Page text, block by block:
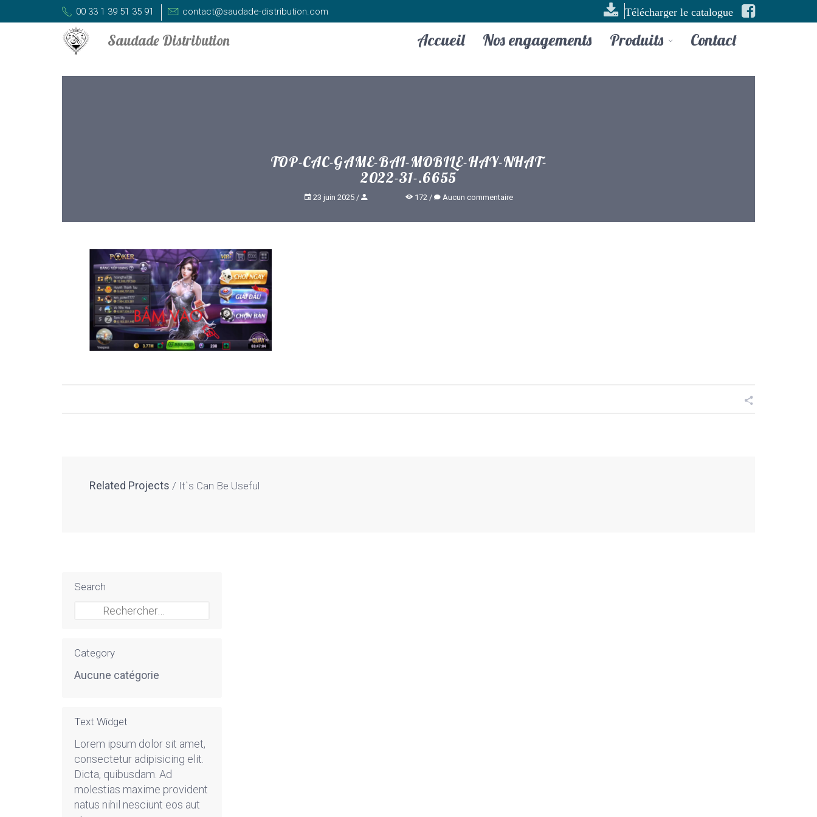
00 33 1 39 51 35 91 contact@saudade-distribution.com Télécharger le catalogue
Accueil Nos engagements Produits Contact
TOP-CAC-GAME-BAI-MOBILE-HAY-NHAT-
2022-31-.6655
23 juin 2025 172 Aucun commentaire
Related Projects It`s Can Be Useful
Search
Rechercher :
Category
Aucune catégorie
Text Widget
Lorem ipsum dolor sit amet,
consectetur adipisicing elit.
Dicta, quibusdam. Ad
molestias maxime provident
natus nihil nesciunt eos aut